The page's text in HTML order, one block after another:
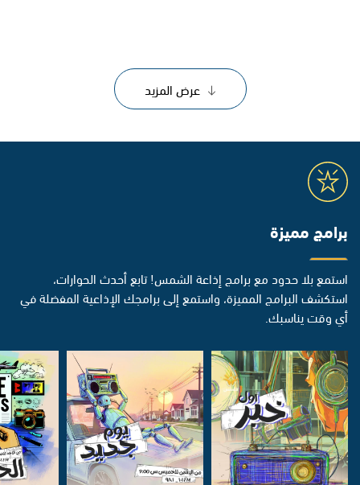
عرض المزيد
برامج مميزة
استمع بلا حدود مع برامج إذاعة الشمس! تابع أحدث الحوارات،
استكشف البرامج المميزة، واستمع إلى برامجك الإذاعية المفضلة في
أي وقت يناسبك.